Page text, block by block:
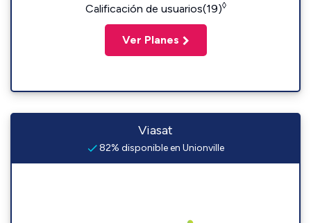
Calificación de usuarios(19)◊
Ver Planes
Viasat
82% disponible en Unionville